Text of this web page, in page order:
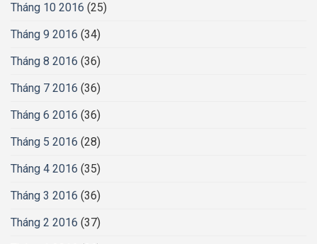
Tháng 10 2016 (25)
Tháng 9 2016 (34)
Tháng 8 2016 (36)
Tháng 7 2016 (36)
Tháng 6 2016 (36)
Tháng 5 2016 (28)
Tháng 4 2016 (35)
Tháng 3 2016 (36)
Tháng 2 2016 (37)